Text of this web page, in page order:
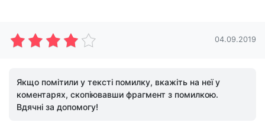
04.09.2019
Якщо помітили у тексті помилку, вкажіть на неї у
коментарях, скопіювавши фрагмент з помилкою.
Вдячні за допомогу!